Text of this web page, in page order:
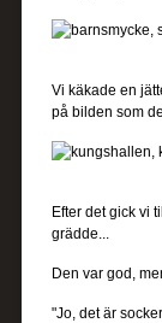
Vi käkade en
på bilden som
Efter det gick vi
grädde...
Den var god,
"Jo, det är